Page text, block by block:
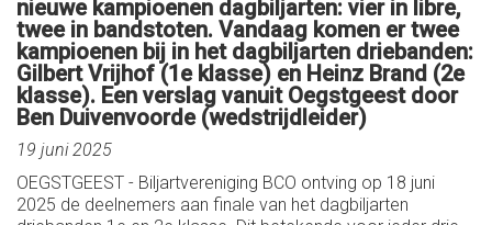
nieuwe kampioenen dagbiljarten: vier in libre,
twee in bandstoten. Vandaag komen er twee
kampioenen bij in het dagbiljarten driebanden:
Gilbert Vrijhof (1e klasse) en Heinz Brand (2e
klasse). Een verslag vanuit Oegstgeest door
Ben Duivenvoorde (wedstrijdleider)
19 juni 2025
OEGSTGEEST - Biljartvereniging BCO ontving op 18 juni
2025 de deelnemers aan finale van het dagbiljarten